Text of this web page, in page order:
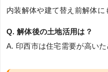
内装解体や建て替え前解体に
Q. 解体後の土地活用は？
A. 印西市は住宅需要が高いた